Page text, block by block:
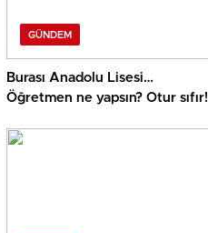
GÜNDEM
Burası Anadolu Lisesi…
Öğretmen ne yapsın? Otur sıfır!